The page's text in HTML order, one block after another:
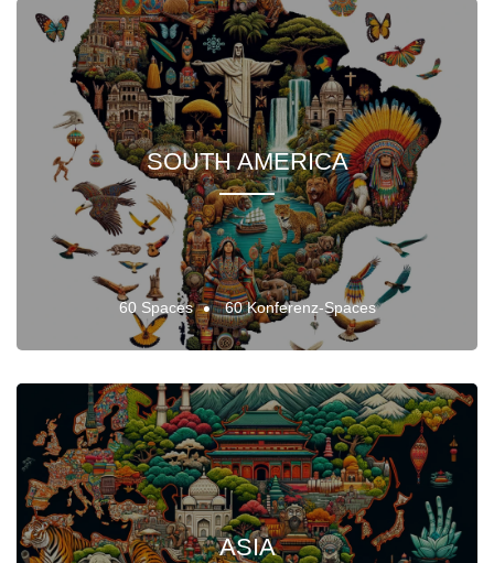
SOUTH AMERICA
60 Spaces 60 Konferenz-Spaces
ASIA